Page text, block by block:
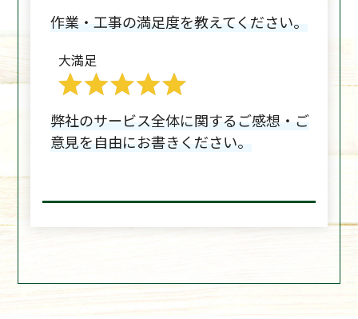
作業・工事の満足度を教えてください。
大満足
弊社のサービス全体に関するご感想・ご
意見を自由にお書きください。